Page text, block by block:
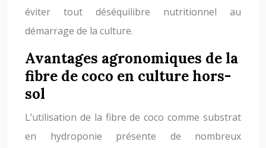
éviter tout déséquilibre nutritionnel au
démarrage de la culture.
Avantages agronomiques de la
fibre de coco en culture hors-
sol
L’utilisation de la fibre de coco comme substrat
en hydroponie présente de nombreux